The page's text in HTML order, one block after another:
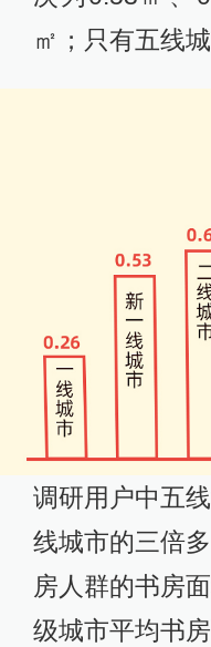
㎡；只有五线
调研用户中五
线城市的三倍
房人群的书房
级城市平均书